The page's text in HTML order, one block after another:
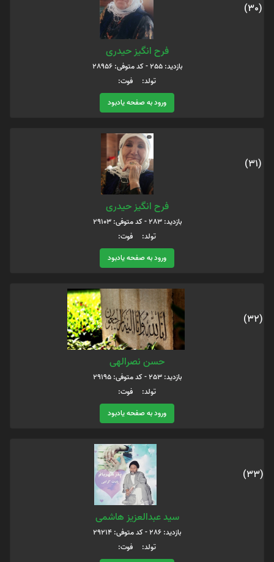
(30)
فرح انگیز حیدری
بازدید: 255 - کد متوفی: 28956
تولد: فوت:
ورود به صفحه یادبود
(31)
فرح انگیز حیدری
بازدید: 283 - کد متوفی: 29103
تولد: فوت:
ورود به صفحه یادبود
(32)
حسن نصرالهی
بازدید: 253 - کد متوفی: 29195
تولد: فوت:
ورود به صفحه یادبود
(33)
سید عبدالعزیز هاشمی
بازدید: 286 - کد متوفی: 29214
تولد: فوت: